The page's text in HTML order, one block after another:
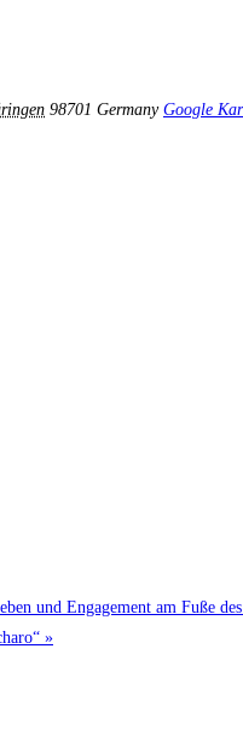
98701 Germany Google
und Engagement am Fuße
»